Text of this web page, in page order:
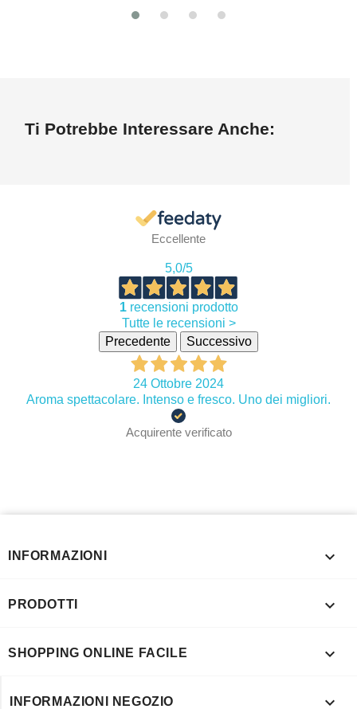
Ti Potrebbe Interessare Anche:
Eccellente
5,0/5
1recensioni prodotto
Tutte le recensioni >
Precedente
Successivo
24 Ottobre 2024
Aroma spettacolare. Intenso e fresco. Uno dei migliori.
Acquirente verificato
INFORMAZIONI 
PRODOTTI 
SHOPPING ONLINE FACILE 
INFORMAZIONI NEGOZIO 